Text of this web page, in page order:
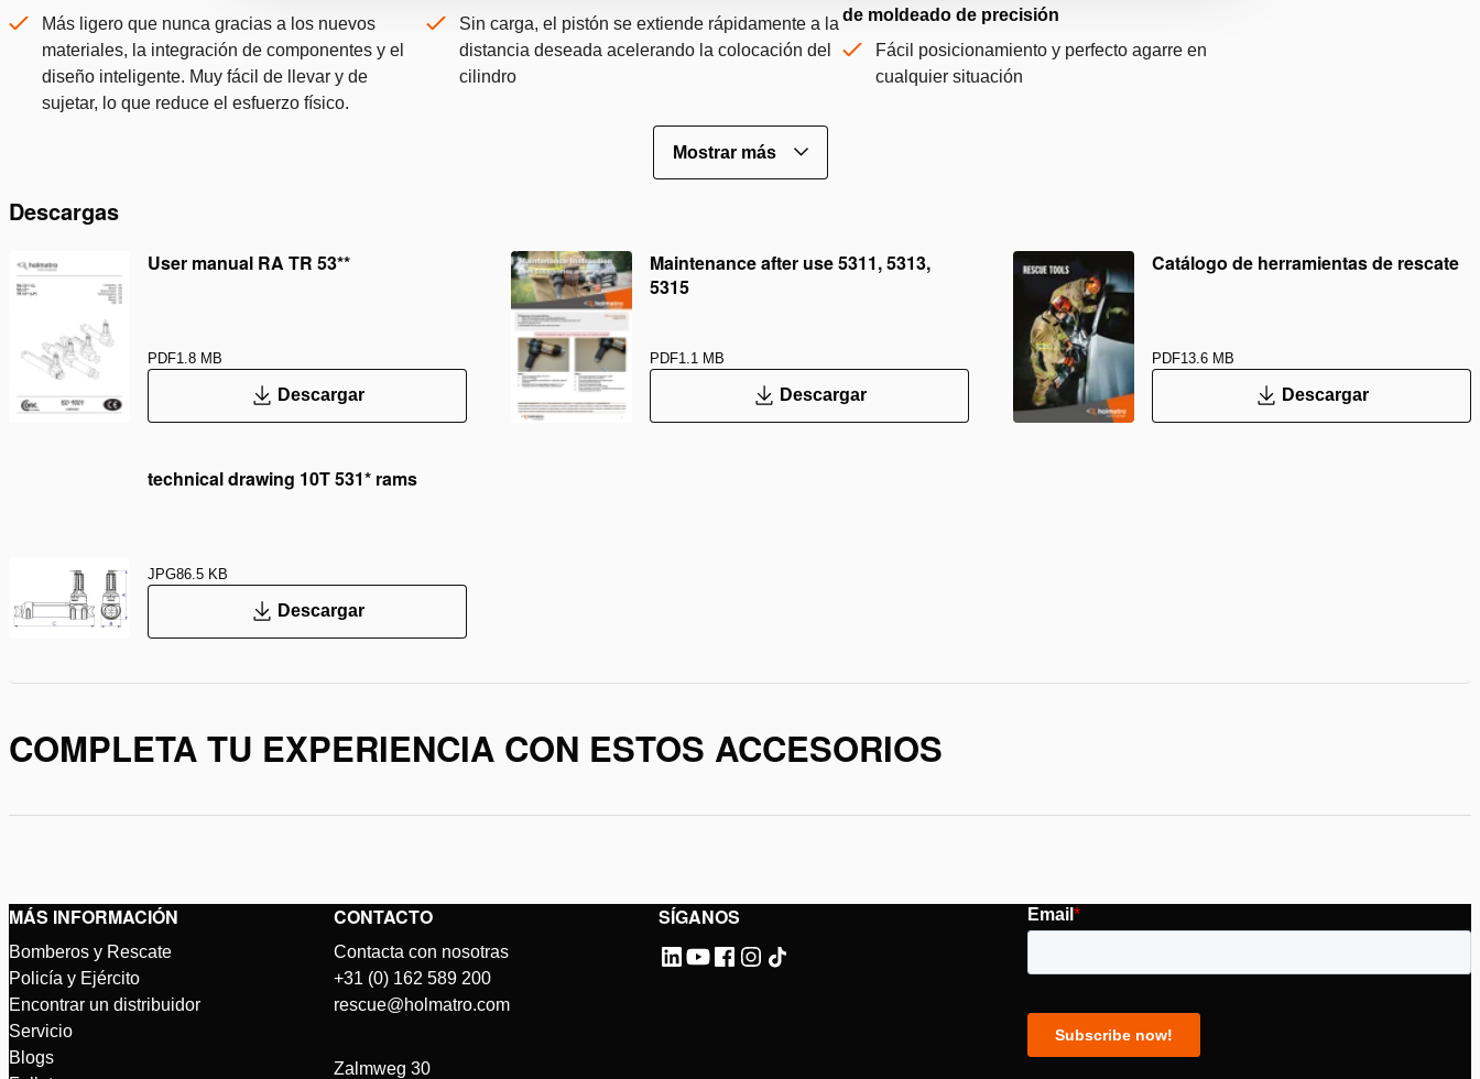
Más ligero que nunca gracias a los nuevos
materiales, la integración de componentes y el
diseño inteligente. Muy fácil de llevar y de
sujetar, lo que reduce el esfuerzo físico.
Sin carga, el pistón se extiende rápidamente a la
distancia deseada acelerando la colocación del
cilindro
de moldeado de precisión
Fácil posicionamiento y perfecto agarre en
cualquier situación
Mostrar más
Descargas
User manual RA TR 53**
PDF1.8 MB
Descargar
Maintenance after use 5311, 5313,
5315
PDF1.1 MB
Descargar
Catálogo de herramientas de rescate
PDF13.6 MB
Descargar
technical drawing 10T 531* rams
JPG86.5 KB
Descargar
COMPLETA TU EXPERIENCIA CON ESTOS ACCESORIOS
SÍGANOS
MÁS INFORMACIÓN
Bomberos y Rescate
Policía y Ejército
Encontrar un distribuidor
Servicio
Blogs
CONTACTO
Contacta con nosotras
+31 (0) 162 589 200
rescue@holmatro.com
Zalmweg 30